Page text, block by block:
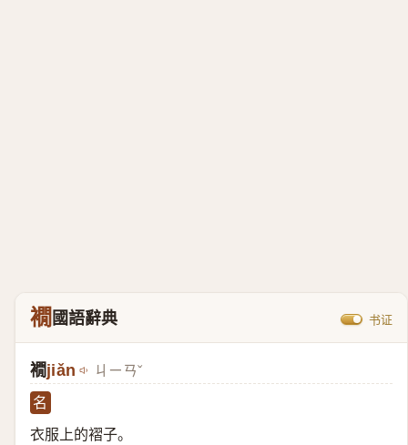
襉國語辭典 书证
襉jiǎn ㄐㄧㄢˇ
名
衣服上的褶子。